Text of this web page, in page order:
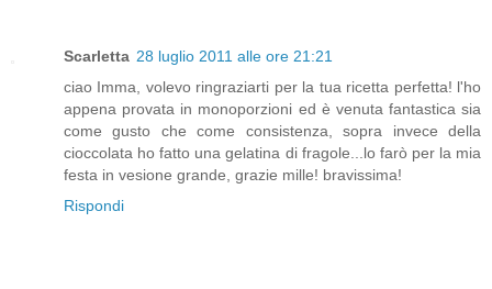
Scarletta 28 luglio 2011 alle ore 21:21
ciao Imma, volevo ringraziarti per la tua ricetta perfetta! l'ho
appena provata in monoporzioni ed è venuta fantastica sia
come gusto che come consistenza, sopra invece della
cioccolata ho fatto una gelatina di fragole...lo farò per la mia
festa in vesione grande, grazie mille! bravissima!
Rispondi